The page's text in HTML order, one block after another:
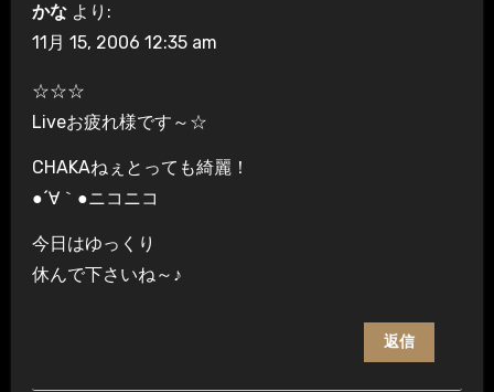
かな より:
11月 15, 2006 12:35 am
☆☆☆
Liveお疲れ様です～☆
CHAKAねぇとっても綺麗！
●´∀｀●ニコニコ
今日はゆっくり
休んで下さいね～♪
返信